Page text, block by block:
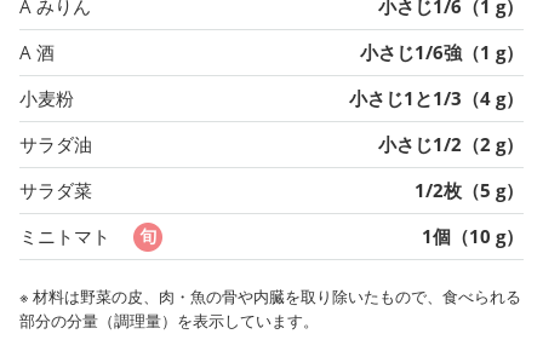
A みりん
小さじ1/6（1 g）
A 酒
小さじ1/6強（1 g）
小麦粉
小さじ1と1/3（4 g）
サラダ油
小さじ1/2（2 g）
サラダ菜
1/2枚（5 g）
ミニトマト
1個（10 g）
※ 材料は野菜の皮、肉・魚の骨や内臓を取り除いたもので、食べられる
部分の分量（調理量）を表示しています。